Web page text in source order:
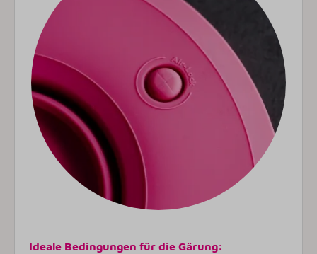
Ideale Bedingungen für die Gärung: